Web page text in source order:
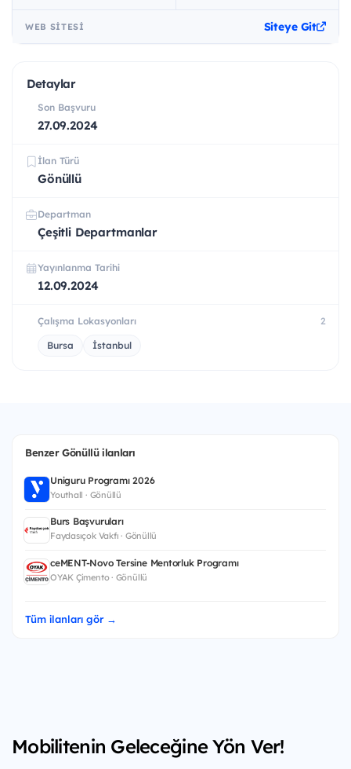
WEB SITESI Siteye Git
Detaylar
Son Başvuru
27.09.2024
İlan Türü
Gönüllü
Departman
Çeşitli Departmanlar
Yayınlanma Tarihi
12.09.2024
Çalışma Lokasyonları 2
Bursa İstanbul
Benzer Gönüllü ilanları
Uniguru Programı 2026
Youthall · Gönüllü
Burs Başvuruları
Faydasıçok Vakfı · Gönüllü
ceMENT-Novo Tersine Mentorluk Programı
OYAK Çimento · Gönüllü
Tüm ilanları gör →
Mobilitenin Geleceğine Yön Ver!